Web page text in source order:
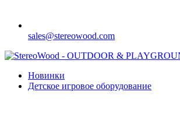
sales@stereowood.com
Новинки
Детское игровое оборудование